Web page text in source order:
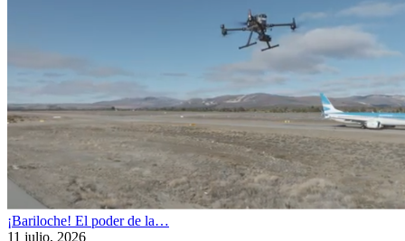
¡Bariloche! El poder de la…
11 julio, 2026